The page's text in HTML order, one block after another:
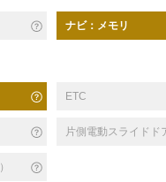
ナビ：メモリ
ETC
片側電動スライドド